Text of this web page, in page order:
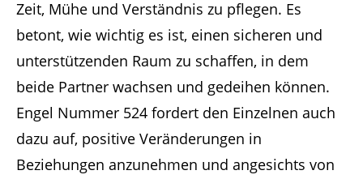
Zeit, Mühe und Verständnis zu pflegen. Es
betont, wie wichtig es ist, einen sicheren und
unterstützenden Raum zu schaffen, in dem
beide Partner wachsen und gedeihen können.
Engel Nummer 524 fordert den Einzelnen auch
dazu auf, positive Veränderungen in
Beziehungen anzunehmen und angesichts von